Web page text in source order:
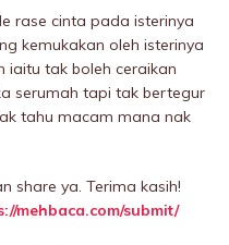
rase cinta pada isterinya
kemukakan oleh isterinya
iaitu tak boleh ceraikan
serumah tapi tak bertegur
tahu macam mana nak
share ya. Terima kasih!
mehbaca.com/submit/